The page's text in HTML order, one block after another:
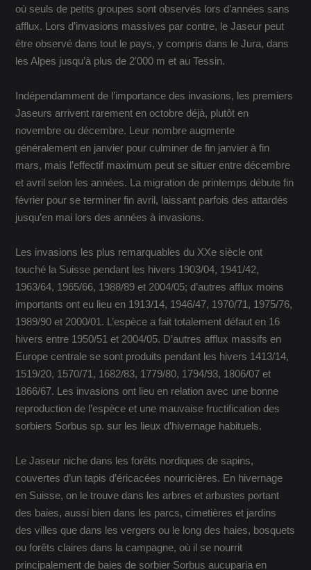
où seuls de petits groupes sont observés lors d’années sans
afflux. Lors d’invasions massives par contre, le Jaseur peut
être observé dans tout le pays, y compris dans le Jura, dans
les Alpes jusqu’à plus de 2'000 m et au Tessin.
Indépendamment de l’importance des invasions, les premiers
Jaseurs arrivent rarement en octobre déjà, plutôt en
novembre ou décembre. Leur nombre augmente
généralement en janvier pour culminer de fin janvier à fin
mars, mais l’effectif maximum peut se situer entre décembre
et avril selon les années. La migration de printemps débute fin
février pour se terminer fin avril, laissant parfois des attardés
jusqu’en mai lors des années à invasions.
Les invasions les plus remarquables du XXe siècle ont
touché la Suisse pendant les hivers 1903/04, 1941/42,
1963/64, 1965/66, 1988/89 et 2004/05; d’autres afflux moins
importants ont eu lieu en 1913/14, 1946/47, 1970/71, 1975/76,
1989/90 et 2000/01. L’espèce a fait totalement défaut en 16
hivers entre 1950/51 et 2004/05. D’autres afflux massifs en
Europe centrale se sont produits pendant les hivers 1413/14,
1519/20, 1570/71, 1682/83, 1779/80, 1794/93, 1806/07 et
1866/67. Les invasions ont lieu en relation avec une bonne
reproduction de l’espèce et une mauvaise fructification des
sorbiers Sorbus sp. sur les lieux d’hivernage habituels.
Le Jaseur niche dans les forêts nordiques de sapins,
couvertes d’un tapis d’éricacées nourricières. En hivernage
en Suisse, on le trouve dans les arbres et arbustes portant
des baies, aussi bien dans les parcs, cimetières et jardins
des villes que dans les vergers ou le long des haies, bosquets
ou forêts claires dans la campagne, où il se nourrit
principalement de baies de sorbier Sorbus aucuparia en